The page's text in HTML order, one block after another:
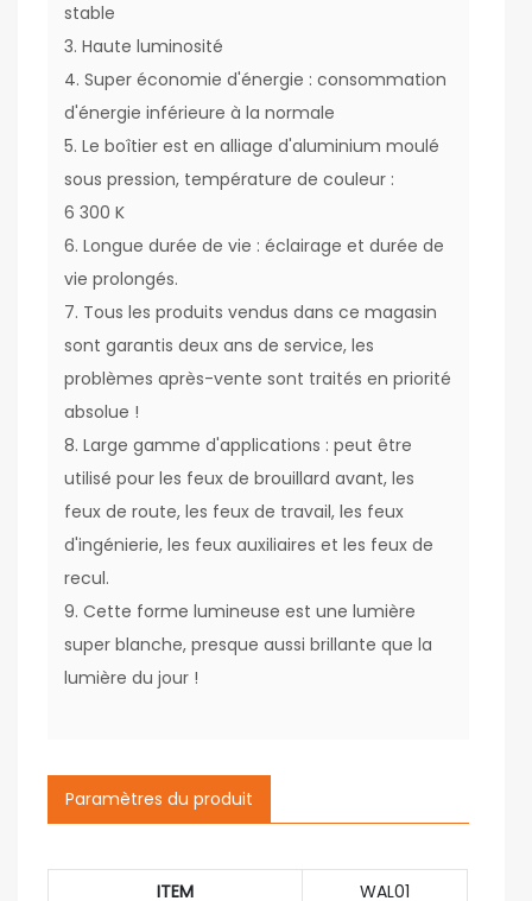
stable
3. Haute luminosité
4. Super économie d'énergie : consommation
d'énergie inférieure à la normale
5. Le boîtier est en alliage d'aluminium moulé
sous pression, température de couleur :
6 300 K
6. Longue durée de vie : éclairage et durée de
vie prolongés.
7. Tous les produits vendus dans ce magasin
sont garantis deux ans de service, les
problèmes après-vente sont traités en priorité
absolue !
8. Large gamme d'applications : peut être
utilisé pour les feux de brouillard avant, les
feux de route, les feux de travail, les feux
d'ingénierie, les feux auxiliaires et les feux de
recul.
9. Cette forme lumineuse est une lumière
super blanche, presque aussi brillante que la
lumière du jour !
Paramètres du produit
ITEM WAL01